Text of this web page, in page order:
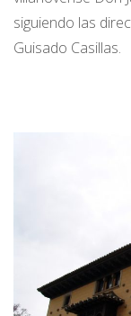
siguiendo las
Guisado Casillas.